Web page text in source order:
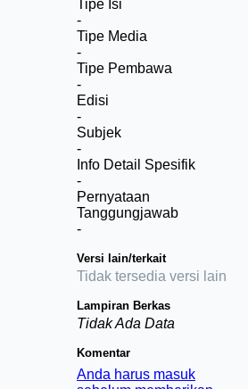
Tipe Isi
-
Tipe Media
-
Tipe Pembawa
-
Edisi
-
Subjek
-
Info Detail Spesifik
-
Pernyataan
Tanggungjawab
-
Versi lain/terkait
Tidak tersedia versi lain
Lampiran Berkas
Tidak Ada Data
Komentar
Anda harus masuk